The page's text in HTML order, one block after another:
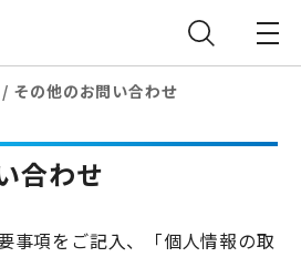
その他のお問い合わせ
合わせ
事項をご記入、「個人情報の取